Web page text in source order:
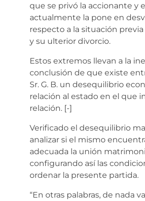
que se privó la accionante y
actualmente la pone en
respecto a la situación
y su ulterior divorcio.
Estos extremos llevan a la
conclusión de que existe
Sr. G. B. un desequilibrio
relación al estado en el que
relación. [-]
Verificado el desequilibrio
analizar si el mismo
adecuada la unión
configurando así las
ordenar la presente partida.
“En otras palabras, de nada